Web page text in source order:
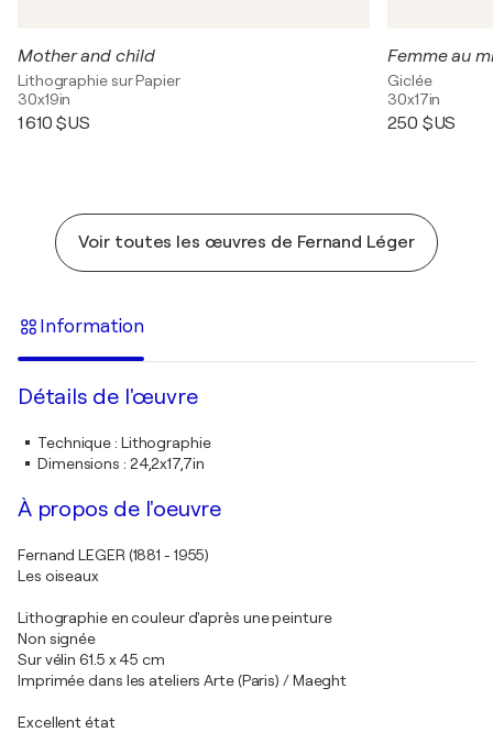
Mother and child
Lithographie sur Papier
30x19in
1 610 $US
Femme au
Giclée
30x17in
250 $US
Voir toutes les œuvres de Fernand Léger
Information
Détails de l'œuvre
Technique: Lithographie
Dimensions : 24,2x17,7in
À propos de l'oeuvre
Fernand LEGER (1881 - 1955)
Les oiseaux
Lithographie en couleur d'après une peinture
Non signée
Sur vélin 61.5 x 45 cm
Imprimée dans les ateliers Arte (Paris) / Maeght
Excellent état